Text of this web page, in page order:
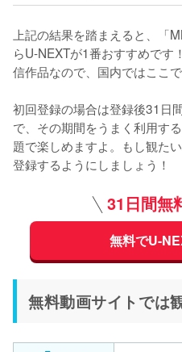
上記の結果を踏まえると、「
らU-NEXTが1番おすすめです
信作品なので、国内ではここ
初回登録の場合は登録後31日
で、その期間をうまく利用す
題で楽しめますよ。もし観た
登録するようにしましょう！
31日間無
無料でU-
無料動画サイトでは